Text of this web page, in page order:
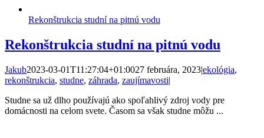
Rekonštrukcia studní na pitnú vodu
Rekonštrukcia studní na pitnú vodu
Jakub2023-03-01T11:27:04+01:0027 februára, 2023|ekológia,
rekonštrukcia, studne, záhrada, zaujímavosti|
Studne sa už dlho používajú ako spoľahlivý zdroj vody pre
domácnosti na celom svete. Časom sa však studne môžu ...